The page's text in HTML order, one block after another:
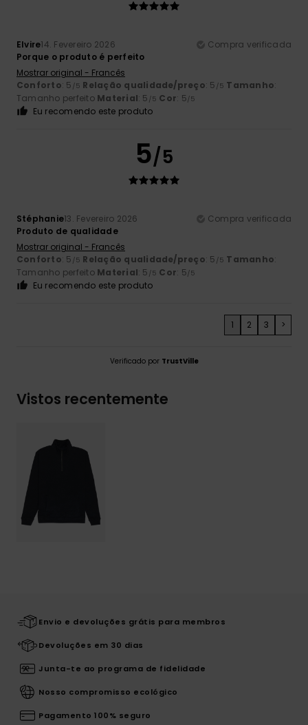
Elvire14. Fevereiro 2026
Compra verificada
Porque o produto é perfeito
Mostrar original - Francês
Conforto: 5 /5 Relação qualidade/preço: 5 /5 Tamanho:
Tamanho perfeito Material: 5 /5 Cor: 5/5
Eu recomendo este produto
5/5
Stéphanie13. Fevereiro 2026
Compra verificada
Produto de qualidade
Mostrar original - Francês
Conforto: 5 /5 Relação qualidade/preço: 5 /5 Tamanho:
Tamanho perfeito Material: 5 /5 Cor: 5/5
Eu recomendo este produto
1 2 3 >
Verificado por TrustVille
Vistos recentemente
Envio e devoluções grátis para membros
Devoluções em 30 dias
Junta-te ao programa de fidelidade
Nosso compromisso ecológico
Pagamento 100% seguro